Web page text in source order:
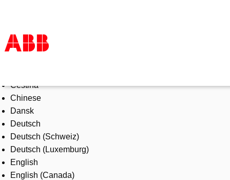
Products & Solutions
Industries
Services
About us
Where to buy
Contact us
Careers
Čeština
Chinese
Dansk
Deutsch
Deutsch (Schweiz)
Deutsch (Luxemburg)
English
English (Canada)